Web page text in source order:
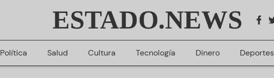
ESTADO.NEWS
Política Salud Cultura Tecnología Dinero Deportes